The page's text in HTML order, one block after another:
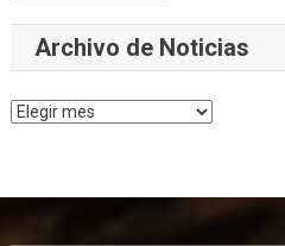
Archivo de Noticias
Archivo